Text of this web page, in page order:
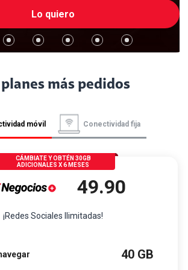
quiero
planes más pedidos
móvil Conectividad fija
CÁMBIATE Y OBTÉN 30GB
ADICIONALES X 6 MESES
49.90
¡Redes Sociales Ilimitadas!
40 GB